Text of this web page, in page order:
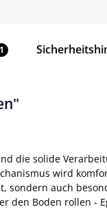
1
die solide
wird
sondern auch
den Boden rollen -